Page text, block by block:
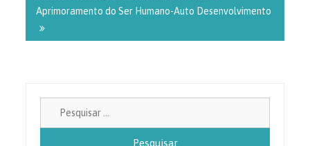
Aprimoramento do Ser Humano-Auto Desenvolvimento